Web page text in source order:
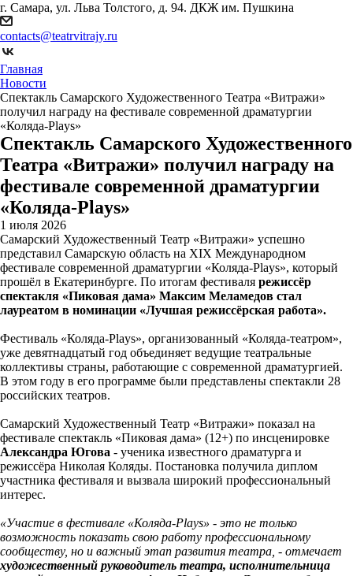
г. Самара, ул. Льва Толстого, д. 94. ДКЖ им. Пушкина
contacts@teatrvitrajy.ru
Главная
Новости
Спектакль Самарского Художественного Театра «Витражи»
получил награду на фестивале современной драматургии
«Коляда-Plays»
Спектакль Самарского Художественного
Театра «Витражи» получил награду на
фестивале современной драматургии
«Коляда-Plays»
1 июля 2026
Самарский Художественный Театр «Витражи» успешно
представил Самарскую область на XIX Международном
фестивале современной драматургии «Коляда-Plays», который
прошёл в Екатеринбурге. По итогам фестиваля режиссёр
спектакля «Пиковая дама» Максим Меламедов стал
лауреатом в номинации «Лучшая режиссёрская работа».
Фестиваль «Коляда-Plays», организованный «Коляда-театром»,
уже девятнадцатый год объединяет ведущие театральные
коллективы страны, работающие с современной драматургией.
В этом году в его программе были представлены спектакли 28
российских театров.
Самарский Художественный Театр «Витражи» показал на
фестивале спектакль «Пиковая дама» (12+) по инсценировке
Александра Югова - ученика известного драматурга и
режиссёра Николая Коляды. Постановка получила диплом
участника фестиваля и вызвала широкий профессиональный
интерес.
«Участие в фестивале «Коляда-Plays» - это не только
возможность показать свою работу профессиональному
сообществу, но и важный этап развития театра, - отмечает
художественный руководитель театра, исполнительница